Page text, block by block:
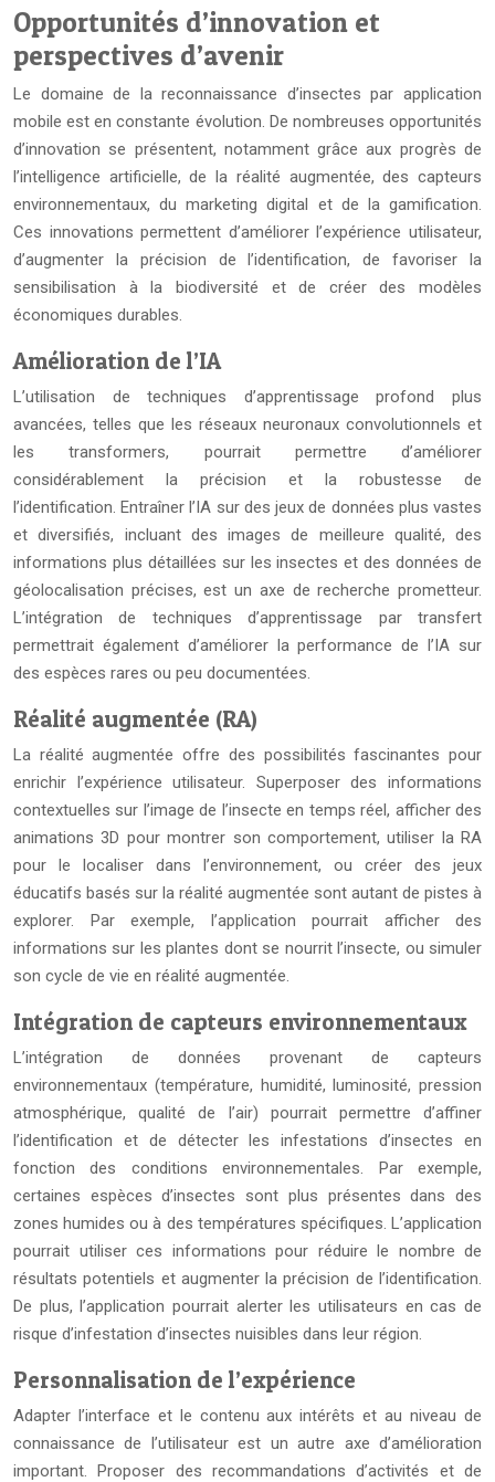
Opportunités d’innovation et
perspectives d’avenir
Le domaine de la reconnaissance d’insectes par application
mobile est en constante évolution. De nombreuses opportunités
d’innovation se présentent, notamment grâce aux progrès de
l’intelligence artificielle, de la réalité augmentée, des capteurs
environnementaux, du marketing digital et de la gamification.
Ces innovations permettent d’améliorer l’expérience utilisateur,
d’augmenter la précision de l’identification, de favoriser la
sensibilisation à la biodiversité et de créer des modèles
économiques durables.
Amélioration de l’IA
L’utilisation de techniques d’apprentissage profond plus
avancées, telles que les réseaux neuronaux convolutionnels et
les transformers, pourrait permettre d’améliorer
considérablement la précision et la robustesse de
l’identification. Entraîner l’IA sur des jeux de données plus vastes
et diversifiés, incluant des images de meilleure qualité, des
informations plus détaillées sur les insectes et des données de
géolocalisation précises, est un axe de recherche prometteur.
L’intégration de techniques d’apprentissage par transfert
permettrait également d’améliorer la performance de l’IA sur
des espèces rares ou peu documentées.
Réalité augmentée (RA)
La réalité augmentée offre des possibilités fascinantes pour
enrichir l’expérience utilisateur. Superposer des informations
contextuelles sur l’image de l’insecte en temps réel, afficher des
animations 3D pour montrer son comportement, utiliser la RA
pour le localiser dans l’environnement, ou créer des jeux
éducatifs basés sur la réalité augmentée sont autant de pistes à
explorer. Par exemple, l’application pourrait afficher des
informations sur les plantes dont se nourrit l’insecte, ou simuler
son cycle de vie en réalité augmentée.
Intégration de capteurs environnementaux
L’intégration de données provenant de capteurs
environnementaux (température, humidité, luminosité, pression
atmosphérique, qualité de l’air) pourrait permettre d’affiner
l’identification et de détecter les infestations d’insectes en
fonction des conditions environnementales. Par exemple,
certaines espèces d’insectes sont plus présentes dans des
zones humides ou à des températures spécifiques. L’application
pourrait utiliser ces informations pour réduire le nombre de
résultats potentiels et augmenter la précision de l’identification.
De plus, l’application pourrait alerter les utilisateurs en cas de
risque d’infestation d’insectes nuisibles dans leur région.
Personnalisation de l’expérience
Adapter l’interface et le contenu aux intérêts et au niveau de
connaissance de l’utilisateur est un autre axe d’amélioration
important. Proposer des recommandations d’activités et de